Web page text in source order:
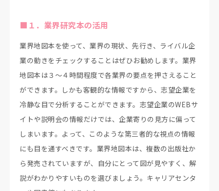
■１．業界研究本の活用
業界地図本を使って、業界の現状、先行き、ライバル企
業の動きをチェックすることはぜひお勧めします。業界
地図本は３～４時間程度で各業界の要点を押さえること
ができます。しかも客観的な情報ですから、志望企業を
冷静な目で分析することができます。志望企業のWEBサ
イトや説明会の情報だけでは、企業寄りの見方に偏って
しまいます。よって、このような第三者的な視点の情報
にも目を通すべきです。業界地図本は、複数の出版社か
ら発売されていますが、自分にとって図が見やすく、解
説がわかりやすいものを選びましょう。キャリアセンタ